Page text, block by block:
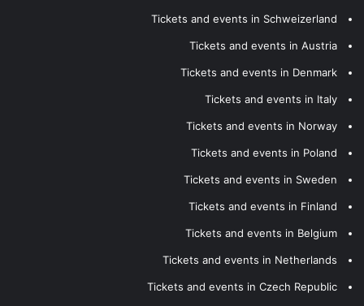
Tickets and events in Schweizerland
Tickets and events in Austria
Tickets and events in Denmark
Tickets and events in Italy
Tickets and events in Norway
Tickets and events in Poland
Tickets and events in Sweden
Tickets and events in Finland
Tickets and events in Belgium
Tickets and events in Netherlands
Tickets and events in Czech Republic